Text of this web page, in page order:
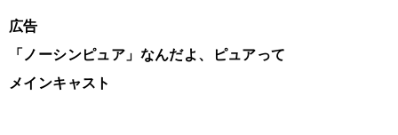
広告
「ノーシンピュア」なんだよ、ピュアって
メインキャスト